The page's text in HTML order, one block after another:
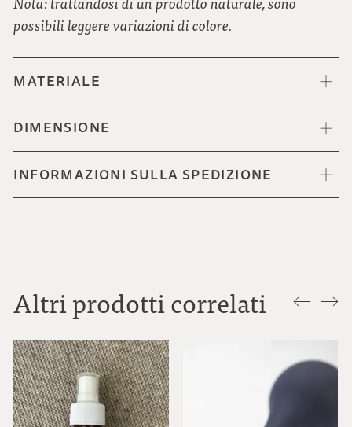
possibili leggere variazioni di colore.
MATERIALE
DIMENSIONE
INFORMAZIONI SULLA SPEDIZIONE
Altri prodotti correlati